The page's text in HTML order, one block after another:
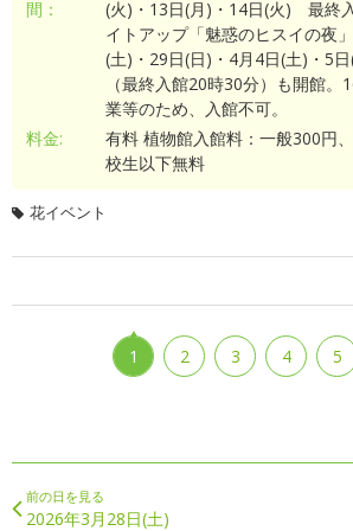
間：
(火)・13日(月)・14日(火) 最
イトアップ「魅惑のヒスイの夜
(土)・29日(日)・4月4日(土)・5
（最終入館20時30分）も開館
業等のため、入館不可。
料金:
有料 植物館入館料：一般300円
校生以下無料
花イベント
1 2 3 4 5
前の日を見る
2026年3月28日(土)